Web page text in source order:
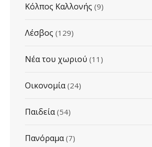
Κόλπος Καλλονής (9)
Λέσβος (129)
Νέα του χωριού (11)
Οικονομία (24)
Παιδεία (54)
Πανόραμα (7)